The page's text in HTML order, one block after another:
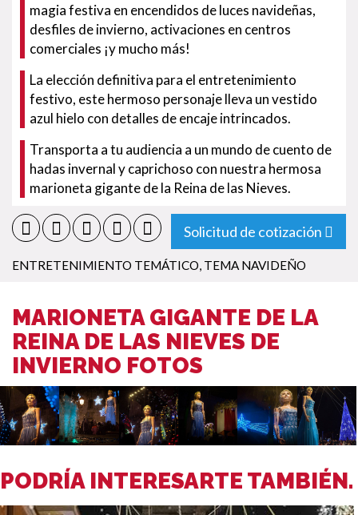
magia festiva en encendidos de luces navideñas,
desfiles de invierno, activaciones en centros
comerciales ¡y mucho más!
La elección definitiva para el entretenimiento
festivo, este hermoso personaje lleva un vestido
azul hielo con detalles de encaje intrincados.
Transporta a tu audiencia a un mundo de cuento de
hadas invernal y caprichoso con nuestra hermosa
marioneta gigante de la Reina de las Nieves.
Solicitud de cotización
ENTRETENIMIENTO TEMÁTICO, TEMA NAVIDEÑO
MARIONETA GIGANTE DE LA
REINA DE LAS NIEVES DE
INVIERNO FOTOS
PODRÍA INTERESARTE TAMBIÉN.